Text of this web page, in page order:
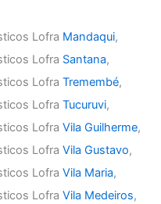
Lofra Mandaqui,
Lofra Santana,
LofraTremembé,
LofraTucuruvi,
LofraVila Guilherme,
LofraVila Gustavo,
LofraVila Maria,
LofraVila Medeiros,